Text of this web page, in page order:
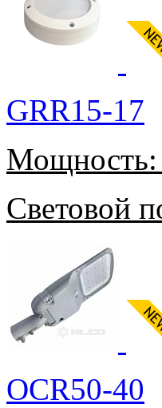
GRR15-17
Мощность:
Световой
OCR50-40